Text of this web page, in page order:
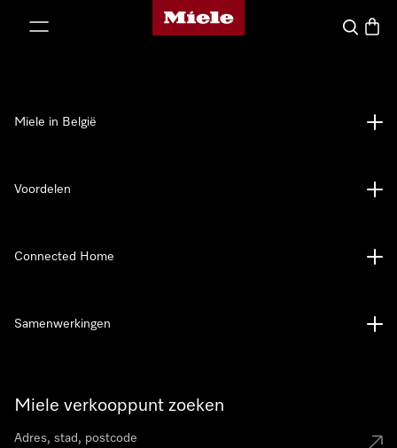
Miele homepage
Wat zoek
Miele verkooppunt zoeken
Miele in België
Voordelen
Connected Home
Samenwerkingen